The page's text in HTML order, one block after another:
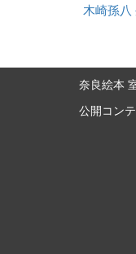
木崎孫八
奈良絵本
公開コン